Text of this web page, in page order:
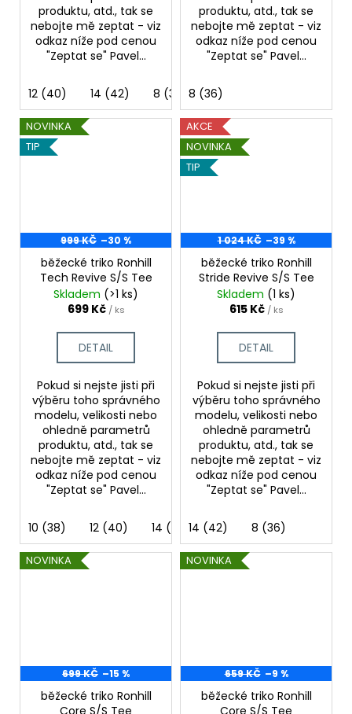
produktu, atd., tak se
nebojte mě zeptat - viz
odkaz níže pod cenou
"Zeptat se" Pavel...
12 (40) 14 (42) 8 (36)
produktu, atd., tak se
nebojte mě zeptat - viz
odkaz níže pod cenou
"Zeptat se" Pavel...
8 (36)
NOVINKA
TIP
999 KČ –30 %
běžecké triko Ronhill
Tech Revive S/S Tee
Skladem (>1 ks)
699 Kč / ks
DETAIL
Pokud si nejste jisti při
výběru toho správného
modelu, velikosti nebo
ohledně parametrů
produktu, atd., tak se
nebojte mě zeptat - viz
odkaz níže pod cenou
"Zeptat se" Pavel...
10 (38) 12 (40) 14 (42) 8 (36)
AKCE
NOVINKA
TIP
1 024 KČ –39 %
běžecké triko Ronhill
Stride Revive S/S Tee
Skladem (1 ks)
615 Kč / ks
DETAIL
Pokud si nejste jisti při
výběru toho správného
modelu, velikosti nebo
ohledně parametrů
produktu, atd., tak se
nebojte mě zeptat - viz
odkaz níže pod cenou
"Zeptat se" Pavel...
14 (42) 8 (36)
NOVINKA
699 KČ –15 %
běžecké triko Ronhill
NOVINKA
659 KČ –9 %
běžecké triko Ronhill